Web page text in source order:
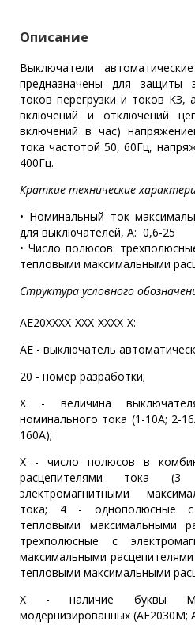
Описание
Выключатели
предназначены для защиты
токов перегрузки и токов КЗ,
включений и отключений
включений в час)
тока частотой 50, 60Гц,
400Гц.
Краткие технические
• Номинальный ток
для выключателей, А: 0,6-25
• Число полюсов:
тепловыми максимальными
Структура условного
АЕ20ХХХХ-ХХХ-ХХХХ-Х:
АЕ - выключатель
20 - номер разработки;
X - величина
номинального тока (1-10А; 2-
160А);
X - число полюсов в
расцепителями тока
электромагнитными
тока; 4 - однополюсные с
тепловыми максимальными
трехполюсные с
максимальными
тепловыми максимальными
Х - наличие буквы М
модернизированных